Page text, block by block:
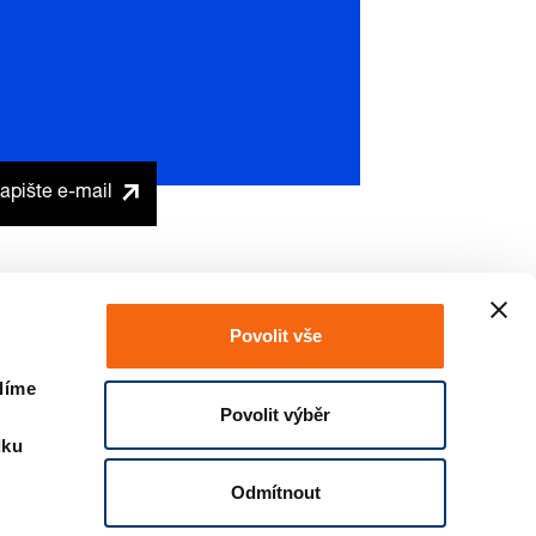
Povolit vše
Povolit výběr
Odmítnout
e-mail